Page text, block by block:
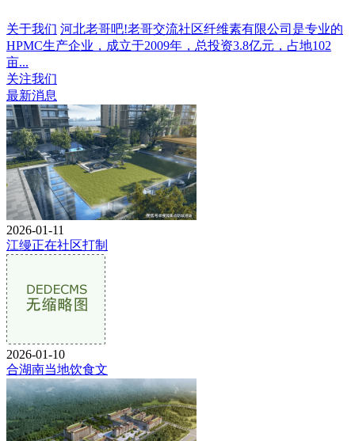
关于我们 河北老哥吧!老哥交流社区纤维素有限公司是专业的
HPMC生产企业，成立于2009年，总投资3.8亿元，占地102
亩...
关注我们
最新消息
2026-01-11
江缦正在社区打制
2026-01-10
合湖南当地饮食文